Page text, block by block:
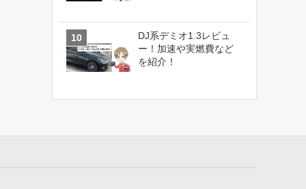
DJ系デミオ1.3レビュ
ー！加速や実燃費など
を紹介！